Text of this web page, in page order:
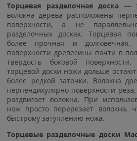
Торцевая разделочная доска —
волокна дерева расположены
поверхности, а не
разделочных досках. Торцевая
более прочная и долговечная.
поверхности древесины почти в
твердость боковой
торцевой доски ножи дольше
более редкой заточки. Волокна
перпендикулярно поверхности
раздвигает волокна. При
нож просто перерезает волокна,
быстрому затуплению ножа.
Торцевые разделочные доски